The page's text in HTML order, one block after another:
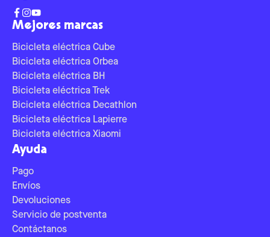
Mejores marcas
Bicicleta eléctrica Cube
Bicicleta eléctrica Orbea
Bicicleta eléctrica BH
Bicicleta eléctrica Trek
Bicicleta eléctrica Decathlon
Bicicleta eléctrica Lapierre
Bicicleta eléctrica Xiaomi
Ayuda
Pago
Envíos
Devoluciones
Servicio de postventa
Contáctanos